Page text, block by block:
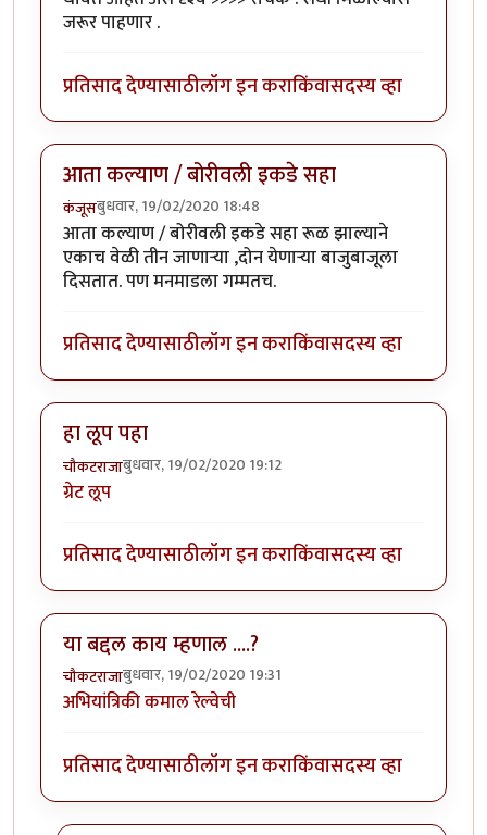
जरूर पाहणार .
प्रतिसाद देण्यासाठीलॉग इन कराकिंवासदस्य व्हा
आता कल्याण / बोरीवली इकडे सहा
कंजूसबुधवार, 19/02/2020 18:48
आता कल्याण / बोरीवली इकडे सहा रूळ झाल्याने
एकाच वेळी तीन जाणाऱ्या ,दोन येणाऱ्या बाजुबाजूला
दिसतात. पण मनमाडला गम्मतच.
प्रतिसाद देण्यासाठीलॉग इन कराकिंवासदस्य व्हा
हा लूप पहा
चौकटराजाबुधवार, 19/02/2020 19:12
ग्रेट लूप
प्रतिसाद देण्यासाठीलॉग इन कराकिंवासदस्य व्हा
या बद्दल काय म्हणाल ....?
चौकटराजाबुधवार, 19/02/2020 19:31
अभियांत्रिकी कमाल रेल्वेची
प्रतिसाद देण्यासाठीलॉग इन कराकिंवासदस्य व्हा